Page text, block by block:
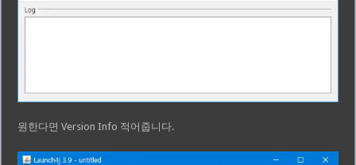
원한다면 Version Info 적어줍니다.